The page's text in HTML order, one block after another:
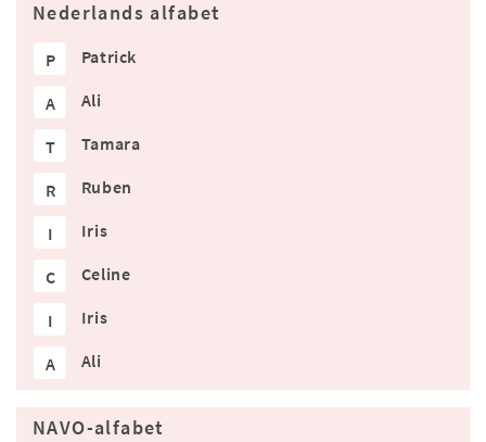
Nederlands alfabet
P Patrick
A Ali
T Tamara
R Ruben
I Iris
C Celine
I Iris
A Ali
NAVO-alfabet